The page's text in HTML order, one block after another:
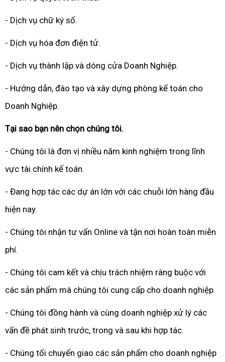
- Dịch vụ chữ ký số.
- Dịch vụ hóa đơn điện tử.
- Dịch vụ thành lập và dóng cửa Doanh Nghiệp.
- Hướng dẫn, đào tạo và xây dựng phòng kế toán cho
Doanh Nghiệp.
Tại sao bạn nên chọn chúng tôi.
- Chúng tôi là đơn vị nhiều năm kinh nghiệm trong lĩnh
vực tài chính kế toán.
- Đang hợp tác các dự án lớn với các chuỗi lớn hàng đầu
hiện nay.
- Chúng tôi nhận tư vấn Online và tận nơi hoàn toàn miễn
phí.
- Chúng tôi cam kết và chịu trách nhiệm ràng buộc với
các sản phẩm mà chúng tôi cung cấp cho doanh nghiệp.
- Chúng tôi đồng hành và cùng doanh nghiệp xử lý các
vấn đề phát sinh trước, trong và sau khi hợp tác.
- Chúng tối chuyển giao các sản phẩm cho doanh nghiệp